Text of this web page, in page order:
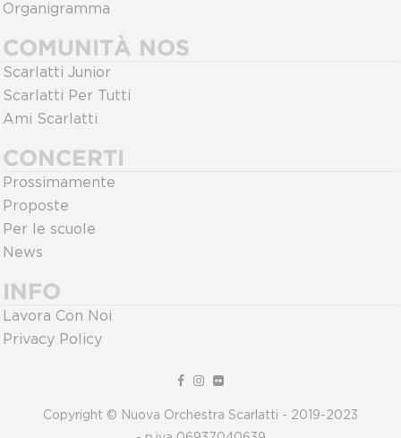
Organigramma
COMUNITÀ NOS
Scarlatti Junior
Scarlatti Per Tutti
Ami Scarlatti
CONCERTI
Prossimamente
Proposte
Per le scuole
News
INFO
Lavora Con Noi
Privacy Policy
Copyright © Nuova Orchestra Scarlatti - 2019-2023